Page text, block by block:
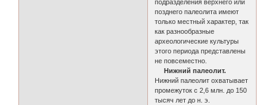
подразделения верхнего или
позднего палеолита имеют
только местный характер, так
как разнообразные
археологические культуры
этого периода представлены
не повсеместно.
Нижний палеолит.
Нижний палеолит охватывает
промежуток с 2,6 млн. до 150
тысяч лет до н. э.